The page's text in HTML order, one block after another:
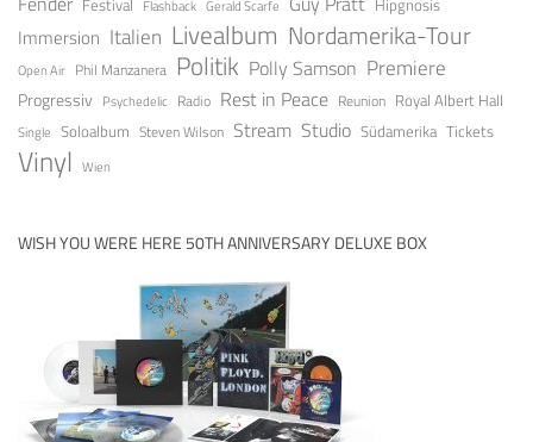
Flashback Gerald Scarfe
Immersion Italien Livealbum Nordamerika-Tour
Open Air Phil Manzanera Politik Polly Samson Premiere
Progressiv Psychedelic Radio Rest in Peace Reunion Royal Albert Hall
Single Soloalbum Steven Wilson Stream Studio Südamerika Tickets
Vinyl Wien
WISH YOU WERE HERE 50TH ANNIVERSARY DELUXE BOX